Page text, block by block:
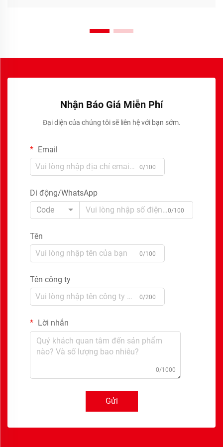
Nhận Báo Giá Miễn Phí
Đại diện của chúng tôi sẽ liên hệ với bạn sớm.
Email
0/100
Di động/WhatsApp
Code
0/100
Tên
0/100
Tên công ty
0/200
Lời nhắn
0/1000
Gửi